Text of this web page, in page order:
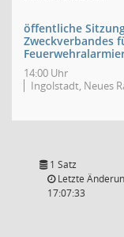
öffentliche
Zweckverbandes
14:00 Uhr
Ingolstadt, Neues
1 Satz
Letzte
17:07:33